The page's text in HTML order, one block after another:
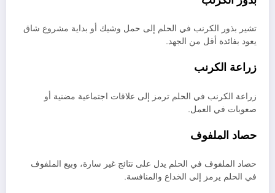
تشير بذور الكرنب في الحلم إلى حمل وشيك أو بداية مشروع شاق
يعود بفائدة أقل من الجهد.
زراعة الكرنب
زراعة الكرنب في الحلم ترمز إلى علاقات اجتماعية مضنية أو
صعوبات في العمل.
حصاد الملفوف
حصاد الملفوف في الحلم يدل على نتائج غير سارة، وبيع الملفوف
في الحلم يرمز إلى الخداع والمنافسة.